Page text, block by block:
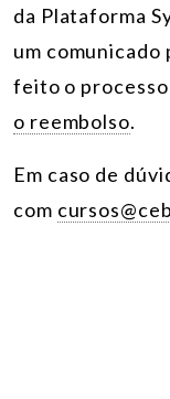
da Plataforma
um comunicado
feito o
o reembolso.
Em caso de
com